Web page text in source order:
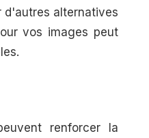
d'autres alternatives
vos images peut
renforcer la